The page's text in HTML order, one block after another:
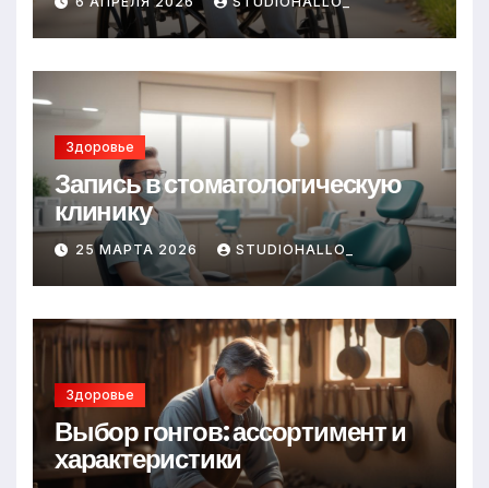
Здоровье
Запись в стоматологическую
клинику
25 МАРТА 2026 STUDIOHALLO_
Здоровье
Выбор гонгов: ассортимент и
характеристики